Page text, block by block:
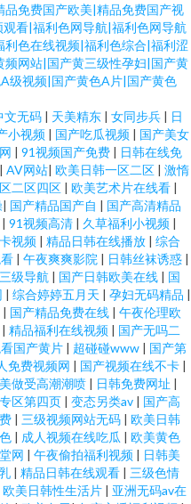
免费国产欧美|精品免费国产视
看|福利色网导航|福利色网导航
色在线视频|福利色综合|福利涩
频网站|国产黄三级性孕妇|国产黄
级视频|国产黄色A片|国产黄色
文无码 | 天美精东 | 女同步兵 | 日
小视频 | 国产吃瓜视频 | 国产美女
| 91视频国产免费 | 日韩在线免
| AV网站| 欧美日韩一区二区 | 激惰
二区四区 | 欧美艺术片在线看 |
| 国产精品国产自 | 国产高清精品
| 91视频高清 | 久草福利小视频 |
视频 | 精品日韩在线播放 | 综合
| 午夜爽爽影院 | 日韩丝袜诱惑 |
级导航 | 国产日韩欧美在线 | 国
| 综合婷婷五月天 | 孕妇无码精品 |
| 国产精品免费在线 | 午夜伦理欧
| 精品福利在线视频 | 国产无吗二
国产黄片 | 超碰碰www | 国产第
免费视频网 | 国产视频在线不卡 |
做受高潮潮喷 | 日韩免费网址 |
区第四页 | 变态另类av | 国产高
| 三级视频网站无码 | 欧美日韩
| 成人视频在线吃瓜 | 欧美黄色
网 | 午夜偷拍福利视频 | 日韩美
| 精品日韩在线观看 | 三级色情
欧美日韩性生活片 | 亚洲无码av在